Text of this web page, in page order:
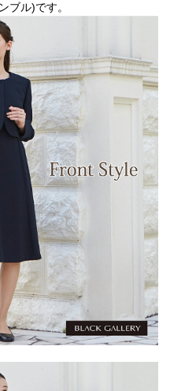
ブル)です。